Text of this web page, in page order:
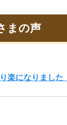
まの声
楽になりました